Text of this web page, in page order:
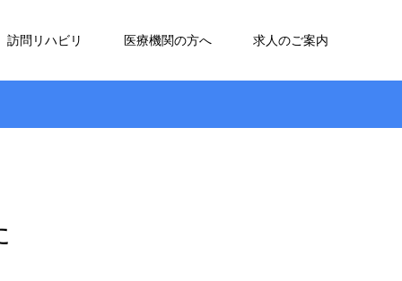
訪問リハビリ 医療機関の方へ 求人のご案内